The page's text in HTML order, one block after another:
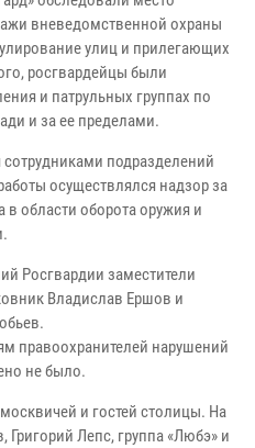
вневедомственной охраны
улиц и прилегающих
росгвардейцы были
и патрульных группах по
и за ее пределами.
сотрудниками подразделений
осуществлялся надзор за
области оборота оружия и
Росгвардии заместители
Владислав Ершов и
правоохранителей нарушений
не было.
и гостей столицы. На
Лепс, группа «Любэ» и